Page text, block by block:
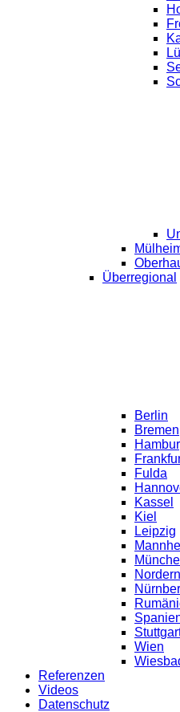
Überregional
Berlin
Bremen
Fulda
Kassel
Kiel
Leipzig
Wien
Referenzen
Videos
Datenschutz